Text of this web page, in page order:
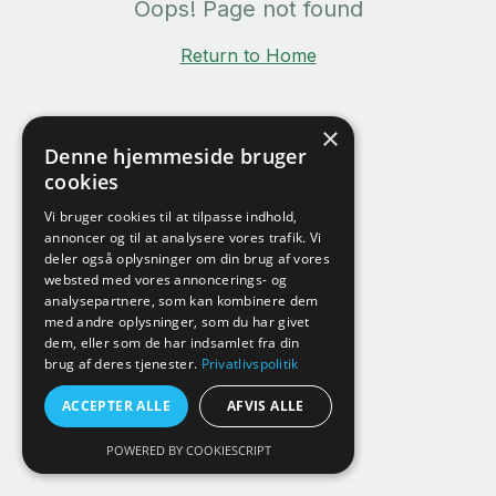
Oops! Page not found
Return to Home
×
Denne hjemmeside bruger
cookies
Vi bruger cookies til at tilpasse indhold,
annoncer og til at analysere vores trafik. Vi
deler også oplysninger om din brug af vores
websted med vores annoncerings- og
analysepartnere, som kan kombinere dem
med andre oplysninger, som du har givet
dem, eller som de har indsamlet fra din
brug af deres tjenester. Privatlivspolitik
ACCEPTER ALLE AFVIS ALLE
POWERED BY COOKIESCRIPT